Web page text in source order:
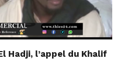
Hadji, l’appel du Khalif